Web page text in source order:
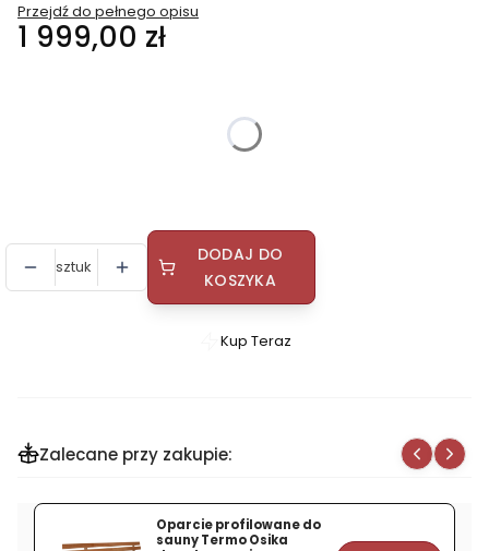
Przejdź do pełnego opisu
Cena
1 999,00 zł
Poszczególne warianty mogą różnić się ceną
sztuk
DODAJ DO
KOSZYKA
Szybki
drewno
do
Kup Teraz
Zalecane przy zakupie:
Oparcie profilowane do
sauny Termo Osika